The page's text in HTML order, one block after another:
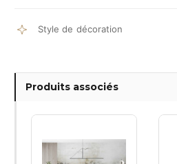
Style de décoration
Produits associés